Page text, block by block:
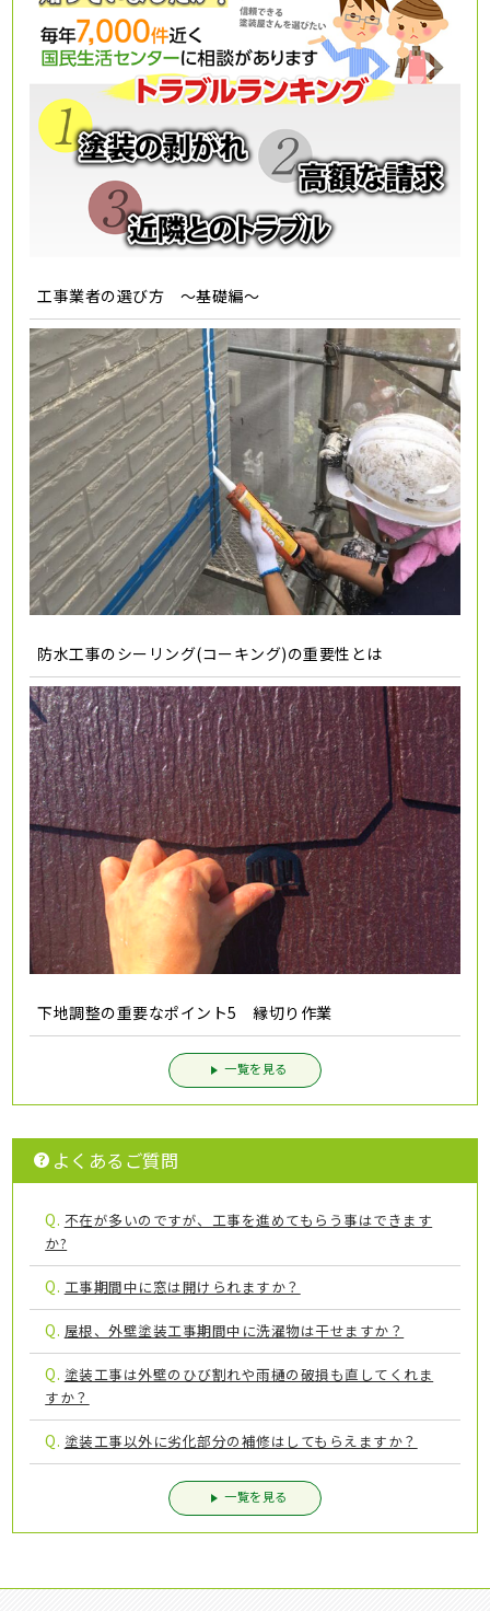
工事業者の選び方 ～基礎編～
防水工事のシーリング(コーキング)の重要性とは
下地調整の重要なポイント5 縁切り作業
一覧を見る
よくあるご質問
Q. 不在が多いのですが、工事を進めてもらう事はできます
か?
Q. 工事期間中に窓は開けられますか？
Q. 屋根、外壁塗装工事期間中に洗濯物は干せますか？
Q. 塗装工事は外壁のひび割れや雨樋の破損も直してくれま
すか？
Q. 塗装工事以外に劣化部分の補修はしてもらえますか？
一覧を見る